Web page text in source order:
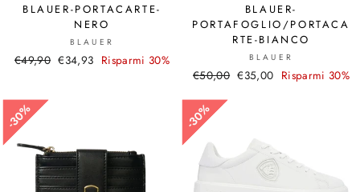
BLAUER-PORTACARTE-
NERO
BLAUER
Prezzo
€49,90 Prezzo
€34,93 Risparmi 30%
BLAUER-
PORTAFOGLIO/PORTACA
RTE-BIANCO
BLAUER
Prezzo
listino
€50,00 Prezzo
€35,00 Risparmi 30%
30%
30% 30%
30%